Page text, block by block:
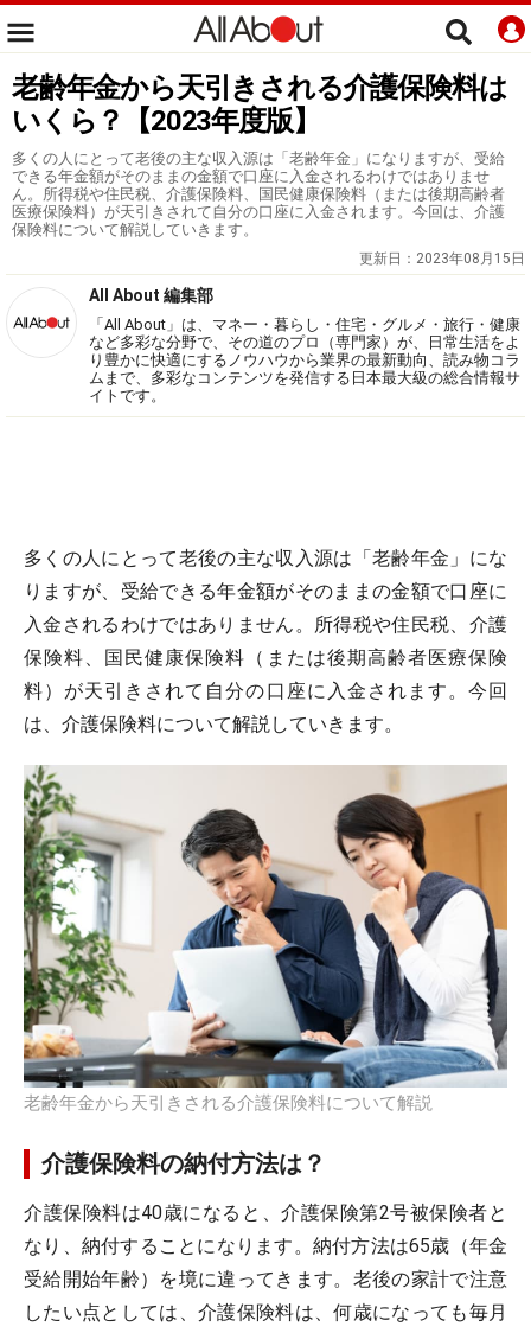
老齢年金から天引きされる介護保険料は
いくら？【2023年度版】
多くの人にとって老後の主な収入源は「老齢年金」になりますが、受給
できる年金額がそのままの金額で口座に入金されるわけではありませ
ん。所得税や住民税、介護保険料、国民健康保険料（または後期高齢者
医療保険料）が天引きされて自分の口座に入金されます。今回は、介護
保険料について解説していきます。
更新日： 2023年08月15日
All About 編集部
「All About」は、マネー・暮らし・住宅・グルメ・旅行・健康
など多彩な分野で、その道のプロ（専門家）が、日常生活をよ
り豊かに快適にするノウハウから業界の最新動向、読み物コラ
ムまで、多彩なコンテンツを発信する日本最大級の総合情報サ
イトです。
多くの人にとって老後の主な収入源は「老齢年金」にな
りますが、受給できる年金額がそのままの金額で口座に
入金されるわけではありません。所得税や住民税、介護
保険料、国民健康保険料（または後期高齢者医療保険
料）が天引きされて自分の口座に入金されます。今回
は、介護保険料について解説していきます。
老齢年金から天引きされる介護保険料について解説
介護保険料の納付方法は？
介護保険料は40歳になると、介護保険第2号被保険者と
なり、納付することになります。納付方法は65歳（年金
受給開始年齢）を境に違ってきます。老後の家計で注意
したい点としては、介護保険料は、何歳になっても毎月